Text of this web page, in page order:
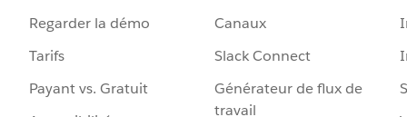
Regarder la démo
Tarifs
Payant vs. Gratuit
Canaux
Slack Connect
Générateur de flux de
travail